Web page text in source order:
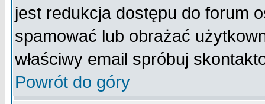
jest redukcja dostępu do forum
spamować lub obrażać
właściwy email spróbuj
Powrót do góry